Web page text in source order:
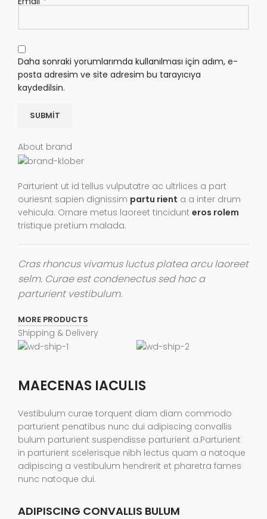
Daha sonraki yorumlarımda kullanılması için adım, e-
posta adresim ve site adresim bu tarayıcıya
kaydedilsin.
About brand
Parturient ut id tellus vulputatre ac ultrlices a part
ouriesnt sapien dignissim partu rient a a inter drum
vehicula. Ornare metus laoreet tincidunt eros rolem
tristique pretium malada.
Cras rhoncus vivamus luctus platea arcu laoreet
selm. Curae est condenectus sed hac a
parturient vestibulum.
MORE PRODUCTS
Shipping & Delivery
MAECENAS IACULIS
Vestibulum curae torquent diam diam commodo
parturient penatibus nunc dui adipiscing convallis
bulum parturient suspendisse parturient a.Parturient
in parturient scelerisque nibh lectus quam a natoque
adipiscing a vestibulum hendrerit et pharetra fames
nunc natoque dui.
ADIPISCING CONVALLIS BULUM